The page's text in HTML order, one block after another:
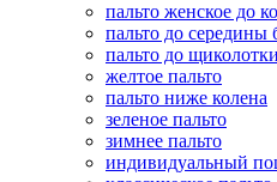
пальто женское до
пальто до середины
пальто до щиколотки
желтое пальто
пальто ниже колена
зеленое пальто
зимнее пальто
индивидуальный